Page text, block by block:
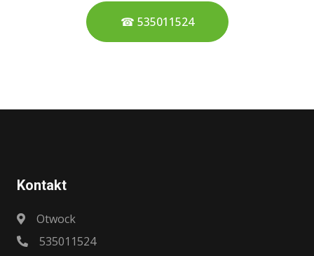
☎ 535011524
Kontakt
Otwock
535011524